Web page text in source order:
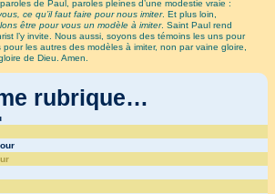
de Paul, paroles pleines d’une modestie vraie :
ce qu’il faut faire pour nous imiter. Et plus loin,
être pour vous un modèle à imiter. Saint Paul rend
l’y invite. Nous aussi, soyons des témoins les uns pour
les autres des modèles à imiter, non par vaine gloire,
de Dieu. Amen.
rubrique…